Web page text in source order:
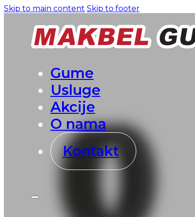
Skip to main content Skip to footer
Gume
Usluge
Akcije
O nama
Kontakt